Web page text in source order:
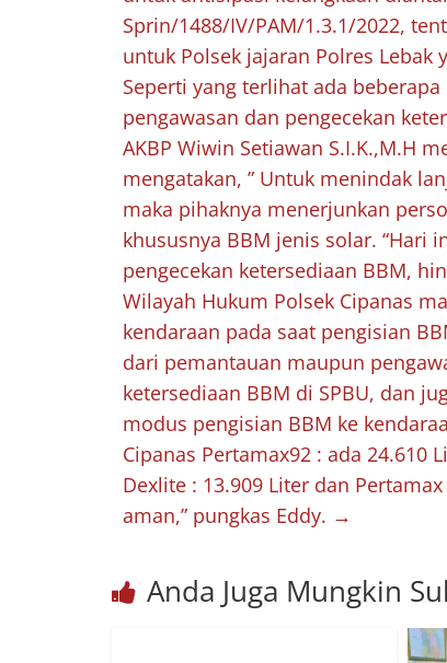
Sprin/1488/IV/PAM/1.3.1/2022,
untuk Polsek jajaran Polres Lebak
Seperti yang terlihat ada
pengawasan dan pengecekan
AKBP Wiwin Setiawan S.I.K.,M.H
mengatakan, ” Untuk menindak
maka pihaknya menerjunkan
khususnya BBM jenis solar. “Hari
pengecekan ketersediaan BBM,
Wilayah Hukum Polsek Cipanas
kendaraan pada saat pengisian
dari pemantauan maupun
ketersediaan BBM di SPBU, dan
modus pengisian BBM ke
Cipanas Pertamax92 : ada 24.610
Dexlite : 13.909 Liter dan
aman,” pungkas Eddy. →
Anda Juga Mungkin